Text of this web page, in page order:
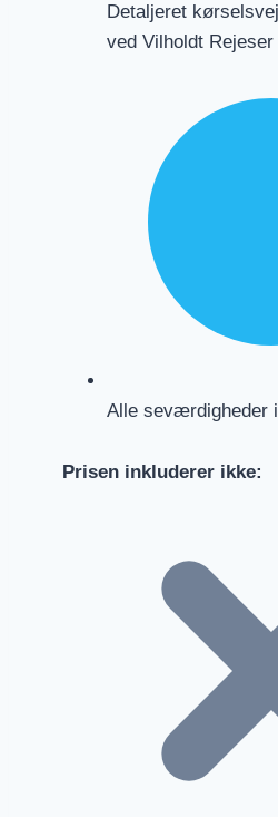
Detaljeret
ved Vilholdt Rejeser
Alle seværdigheder
Prisen inkluderer ikke: